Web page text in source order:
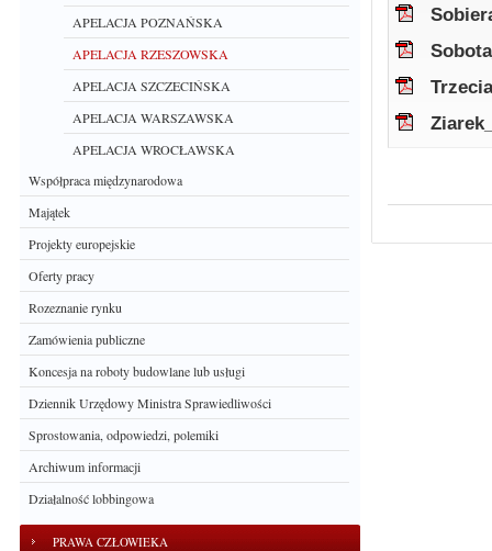
APELACJA POZNAŃSKA
APELACJA RZESZOWSKA
APELACJA SZCZECIŃSKA
APELACJA WARSZAWSKA
APELACJA WROCŁAWSKA
Współpraca międzynarodowa
Majątek
Projekty europejskie
Oferty pracy
Rozeznanie rynku
Zamówienia publiczne
Koncesja na roboty budowlane lub usługi
Dziennik Urzędowy Ministra Sprawiedliwości
Sprostowania, odpowiedzi, polemiki
Archiwum informacji
Działalność lobbingowa
PRAWA CZŁOWIEKA